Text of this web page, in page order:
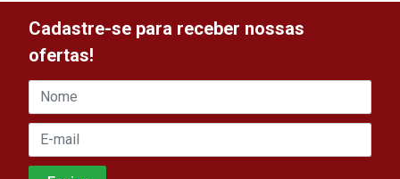
Cadastre-se para receber nossas
ofertas!